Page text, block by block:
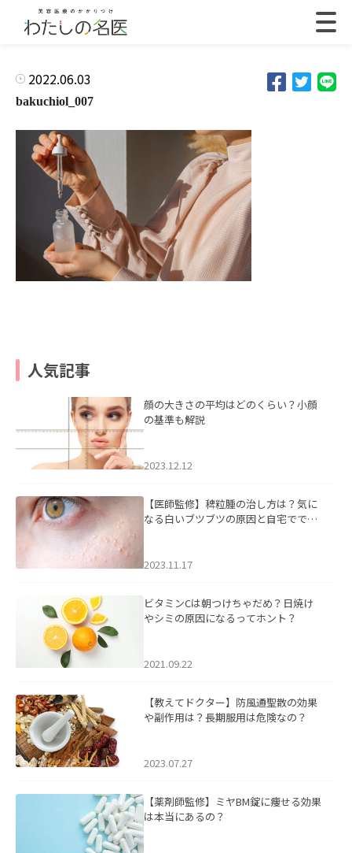
2022.06.03
bakuchiol_007
人気記事
顔の大きさの平均はどのくらい？小顔
の基準も解説
2023.12.12
【医師監修】稗粒腫の治し方は？気に
なる白いブツブツの原因と自宅ででき
2023.11.17
ビタミンCは朝つけちゃだめ？日焼け
やシミの原因になるってホント？
2021.09.22
【教えてドクター】防風通聖散の効果
や副作用は？長期服用は危険なの？
2023.07.27
【薬剤師監修】ミヤBM錠に痩せる効果
は本当にあるの？